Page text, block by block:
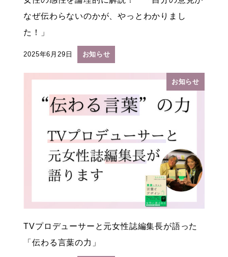
なぜ伝わらないのかが、やっとわかりまし
た！」
投稿日
2025年6月29日 お知らせ
お知らせ
TVプロデューサーと元女性誌編集長が語った
「伝わる言葉の力」